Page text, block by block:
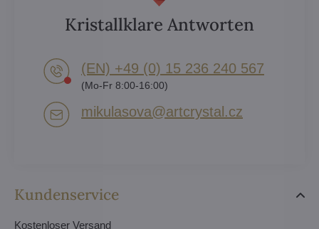
Kundenservice
Kostenloser Versand
Kristallklare Antworten
(EN) +49 (0) 15 236 240 567
(Mo-Fr 8:00-16:00)
mikulasova​@artcrystal​.cz